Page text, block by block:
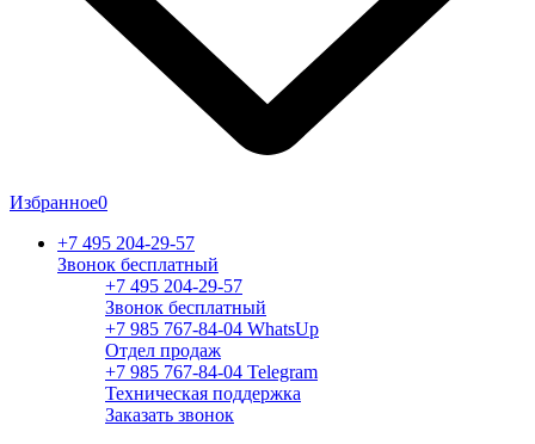
Избранное0
+7 495 204-29-57
Звонок бесплатный
+7 495 204-29-57
Звонок бесплатный
+7 985 767-84-04 WhatsUp
Отдел продаж
+7 985 767-84-04 Telegram
Техническая поддержка
Заказать звонок